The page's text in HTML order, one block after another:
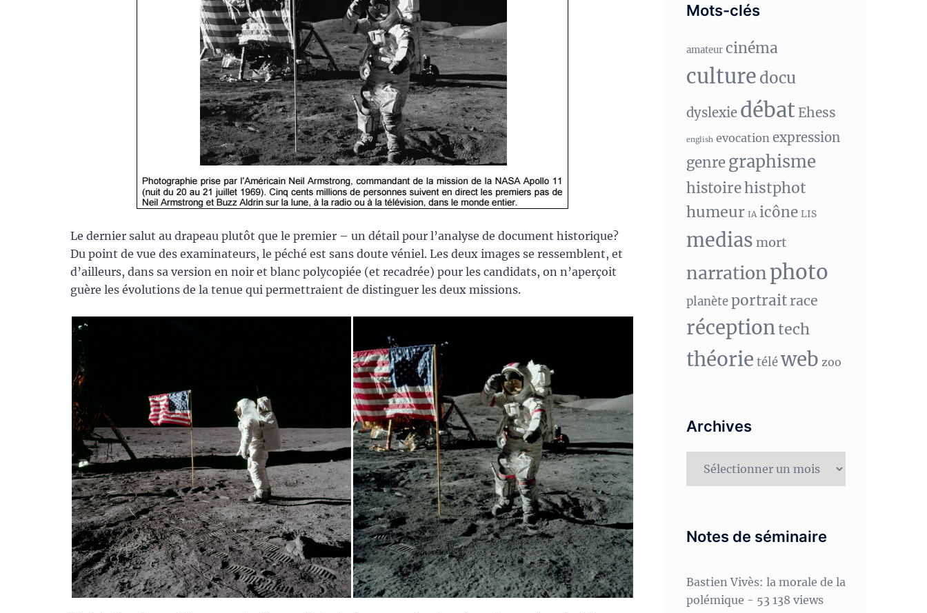
Le dernier salut au drapeau plutôt que le premier – un détail pour l’analyse de document historique?
Du point de vue des examinateurs, le péché est sans doute véniel. Les deux images se ressemblent, et
d’ailleurs, dans sa version en noir et blanc polycopiée (et recadrée) pour les candidats, on n’aperçoit
guère les évolutions de la tenue qui permettraient de distinguer les deux missions.
Mots-clés
amateur cinéma
culture docu
dyslexie débat Ehess
english evocation expression
genre graphisme
histoirehistphot
humeur IA icône LIS
medias mort
narrationphoto
planète portrait race
réceptiontech
théorie téléweb zoo
Archives
Notes de séminaire
Bastien Vivès: la morale de la
polémique - 53 138 views